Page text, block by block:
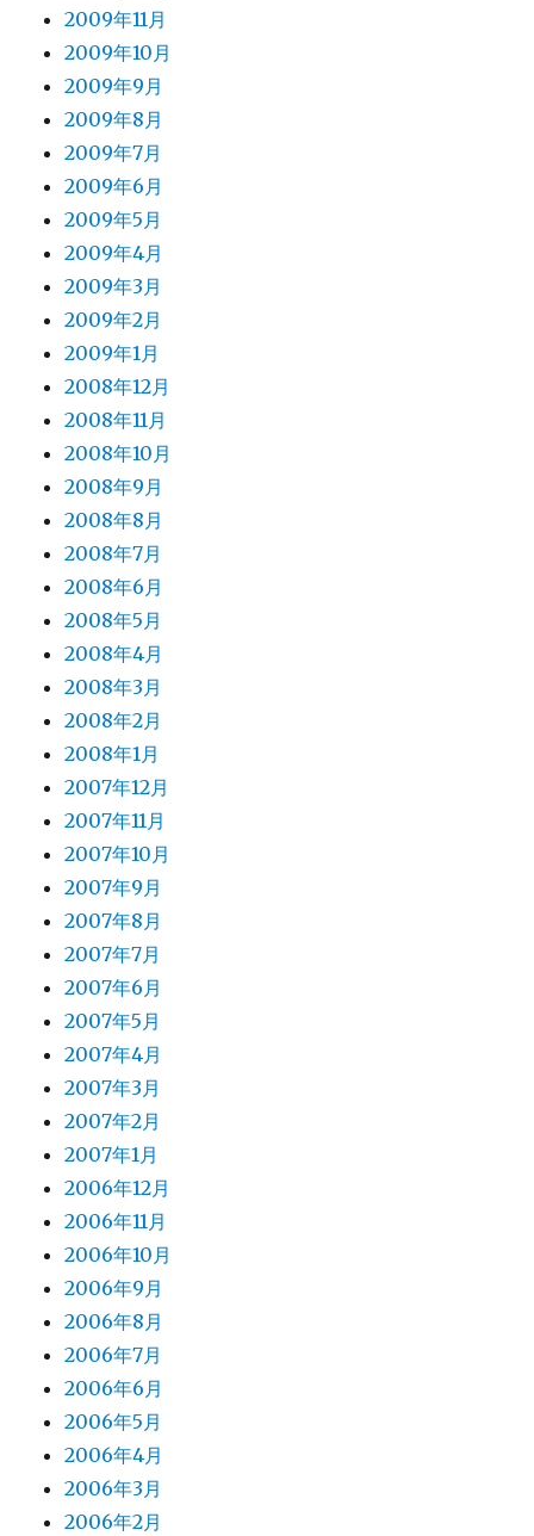
2009年11月
2009年10月
2009年9月
2009年8月
2009年7月
2009年6月
2009年5月
2009年4月
2009年3月
2009年2月
2009年1月
2008年12月
2008年11月
2008年10月
2008年9月
2008年8月
2008年7月
2008年6月
2008年5月
2008年4月
2008年3月
2008年2月
2008年1月
2007年12月
2007年11月
2007年10月
2007年9月
2007年8月
2007年7月
2007年6月
2007年5月
2007年4月
2007年3月
2007年2月
2007年1月
2006年12月
2006年11月
2006年10月
2006年9月
2006年8月
2006年7月
2006年6月
2006年5月
2006年4月
2006年3月
2006年2月